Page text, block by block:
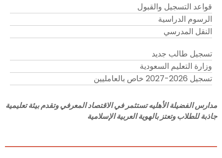
قواعد التسجيل والقبول
الرسوم الدراسية
النقل المدرسي
تسجيل طالب جديد
وزارة التعليم السعودية
تسجيل 2026-2027 خاص بالعامليين
مدارس الفضيلة الأهليه تستثمر في الاقتصاد المعرفي وتقدم بيئة تعليمية
جاذبة للطلاب وتعتز بالهوية العربية الإسلامية